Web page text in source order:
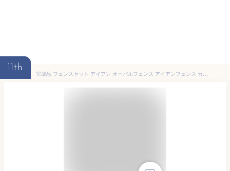
11th
完成品 フェンスセット アイアン オーバルフェンス アイアンフェンス カンタンお手軽設置 北欧 ガーデニング 柵 仕切りフェンス ガーデンフェンス 花壇 アイアン 外構 diy 簡単 網 おしゃれ 北欧 目隠し プランター 置き型 庭 屋外 グリーンカーテン グリーンフェンス